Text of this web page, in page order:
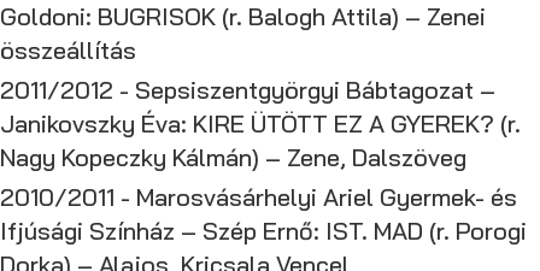
Goldoni: BUGRISOK (r. Balogh Attila) – Zenei
összeállítás
2011/2012 - Sepsiszentgyörgyi Bábtagozat –
Janikovszky Éva: KIRE ÜTÖTT EZ A GYEREK? (r.
Nagy Kopeczky Kálmán) – Zene, Dalszöveg
2010/2011 - Marosvásárhelyi Ariel Gyermek- és
Ifjúsági Színház – Szép Ernő: IST. MAD (r. Porogi
Dorka) – Alajos, Kricsala Vencel